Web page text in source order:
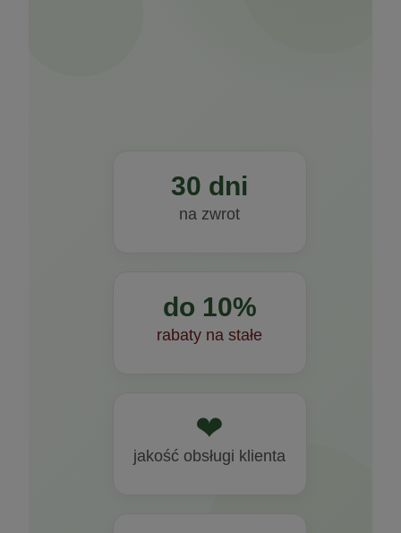
30 dni
na zwrot
do 10%
rabaty na stałe
❤
jakość obsługi klienta